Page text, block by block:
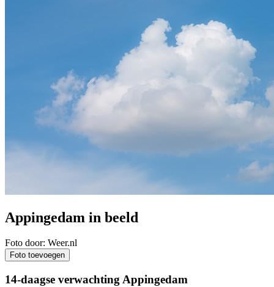
Appingedam in beeld
Foto door: Weer.nl
Foto toevoegen
14-daagse verwachting Appingedam